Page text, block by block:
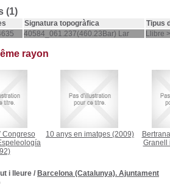
(1)
Signatura topogràfica Tipus
40584_061.237(460.23Bar) Lar Llibre
rayon
Congreso
10 anys en imatges (2009)
Granell
i lleure / Barcelona (Catalunya). Ajuntament